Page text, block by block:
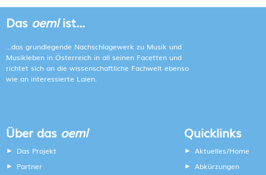
Das oemlist...
...das grundlegende Nachschlagewerk zu Musik und
Musikleben in Österreich in all seinen Facetten und
richtet sich an die wissenschaftliche Fachwelt ebenso
wie an interessierte Laien.
Über das oeml
Das Projekt
Partner
Quicklinks
Aktuelles/Home
Abkürzungen